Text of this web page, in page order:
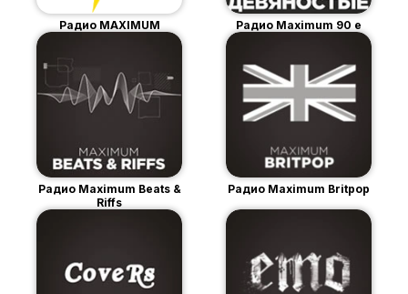
Радио MAXIMUM Радио Maximum 90 е
Радио Maximum Beats &
Riffs
Радио Maximum Britpop